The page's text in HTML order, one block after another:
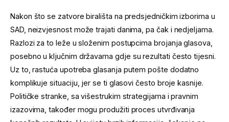
Nakon što se zatvore birališta na predsjedničkim izborima u
SAD, neizvjesnost može trajati danima, pa čak i nedjeljama.
Razlozi za to leže u složenim postupcima brojanja glasova,
posebno u ključnim državama gdje su rezultati često tijesni.
Uz to, rastuća upotreba glasanja putem pošte dodatno
komplikuje situaciju, jer se ti glasovi često broje kasnije.
Političke stranke, sa višestrukim strategijama i pravnim
izazovima, također mogu produžiti proces utvrđivanja